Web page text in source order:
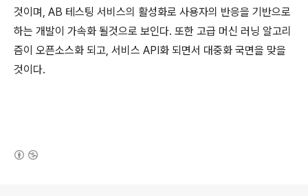
것이며, AB 테스팅 서비스의 활성화로 사용자의 반응을 기반으로
하는 개발이 가속화 될것으로 보인다. 또한 고급 머신 러닝 알고리
즘이 오픈소스화 되고, 서비스 API화 되면서 대중화 국면을 맞을
것이다.